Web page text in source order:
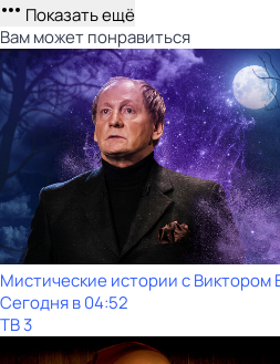
Показать ещё
Вам может понравиться
Мистические истории с Виктoром
Сегодня в 04:52
ТВ 3